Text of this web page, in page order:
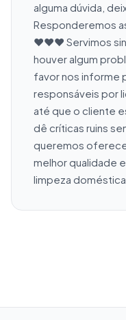
alguma dúvida,
Responderemos
❤❤❤ Servimos
houver algum
favor nos informe
responsáveis por
até que o cliente
dê críticas ruins
queremos
melhor qualidade
limpeza